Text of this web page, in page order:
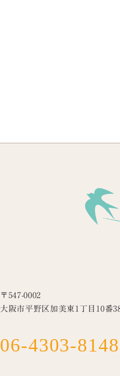
〒547-0002
大阪市平野区加美東1丁目10番
06-4303-8148